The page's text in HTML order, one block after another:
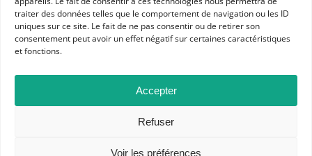
traiter des données telles que le comportement de navigation ou les ID
uniques sur ce site. Le fait de ne pas consentir ou de retirer son
consentement peut avoir un effet négatif sur certaines caractéristiques
et fonctions.
Accepter
Refuser
Voir les préférences
APHG
Association des professeurs d'histoire et géographie
+ 33 0(1) 42 33 62 37
BP 6541 – 75065 Paris Cedex 02